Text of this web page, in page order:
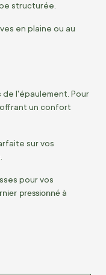
structurée.
en plaine ou au
de l'épaulement. Pour
offrant un confort
sur vos
pour vos
pressionné à